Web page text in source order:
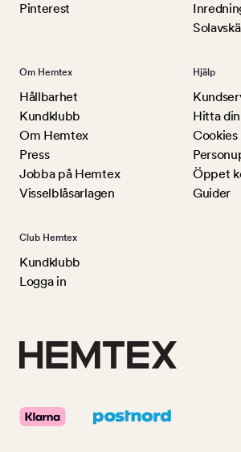
Pinterest
Om Hemtex
Hållbarhet
Kundklubb
Om Hemtex
Press
Jobba på Hemtex
Visselblåsarlagen
Hjälp
Hitta
Cookies
Öppet
Guider
Club Hemtex
Kundklubb
Logga in